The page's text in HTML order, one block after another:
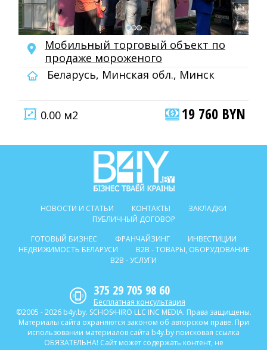
Мобильный торговый объект по
продаже мороженого
Беларусь, Минская обл., Минск
0.00 м2 19 760 BYN
НОВОСТИ И СТАТЬИ КОНТАКТЫ
ЗАКЛАДКИ
ПУБЛИЧНЫЙ ДОГОВОР
ГОТОВЫЙ БИЗНЕС
ФРАНЧАЙЗИНГ
ИНВЕСТИЦИИ
НЕДВИЖИМОСТЬ БЕЛАРУСИ
B2B - ТОВАРЫ, ОБОРУДОВАНИЕ
B2B - УСЛУГИ
375 29 705 98 60
Бесплатная консультация
©2005 - 2026 b4y.by. SCHOSᶳHIRO LLC INC MEDIA. Права защищены.
Материалы сайта охраняются законом об авторском праве. При
использовании материалов сайта b4y.by поисковая ссылка
ОБЯЗАТЕЛЬНА! Сайт может содержать контент, не